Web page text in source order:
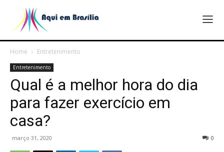
Home Entretenimento
Entretenimento
Qual é a melhor hora do dia
para fazer exercício em
casa?
março 31, 2020 0